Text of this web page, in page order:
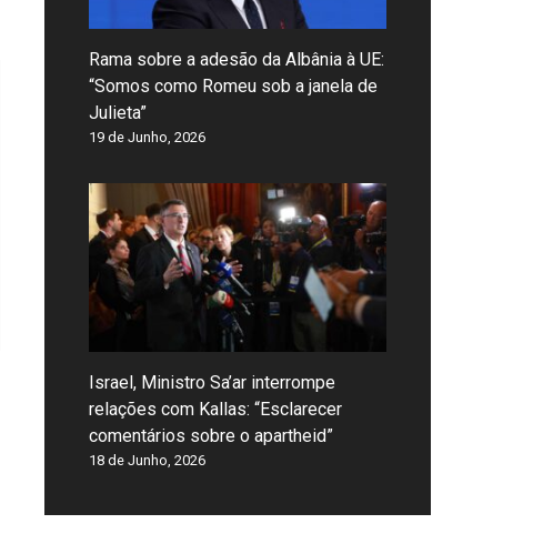
Rama sobre a adesão da Albânia à UE:
“Somos como Romeu sob a janela de
Julieta”
19 de Junho, 2026
Israel, Ministro Sa’ar interrompe
relações com Kallas: “Esclarecer
comentários sobre o apartheid”
18 de Junho, 2026